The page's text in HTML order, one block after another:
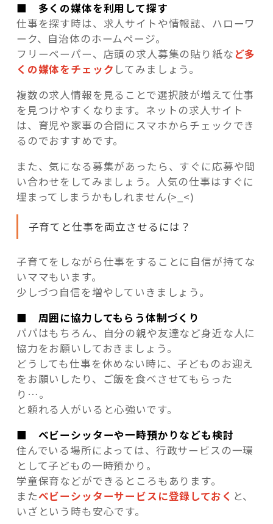
■ 多くの媒体を利用して探す
仕事を探す時は、求人サイトや情報誌、ハローワ
ーク、自治体のホームページ。
フリーペーパー、店頭の求人募集の貼り紙など多
くの媒体をチェック してみましょう。
複数の求人情報を見ることで選択肢が増えて仕事
を見つけやすくなります。ネットの求人サイト
は、育児や家事の合間にスマホからチェックでき
るのでおすすめです。
また、気になる募集があったら、すぐに応募や問
い合わせをしてみましょう。人気の仕事はすぐに
埋まってしまうかもしれません(>_<)
子育てと仕事を両立させるには？
子育てをしながら仕事をすることに自信が持てな
いママもいます。
少しづつ自信を増やしていきましょう。
■ 周囲に協力してもらう体制づくり
パパはもちろん、自分の親や友達など身近な人に
協力をお願いしておきましょう。
どうしても仕事を休めない時に、子どものお迎え
をお願いしたり、ご飯を食べさせてもらった
り…。
と頼れる人がいると心強いです。
■ ベビーシッターや一時預かりなども検討
住んでいる場所によっては、行政サービスの一環
として子どもの一時預かり。
学童保育などができるところもあります。
またベビーシッターサービスに登録しておく と、
いざという時も安心です。